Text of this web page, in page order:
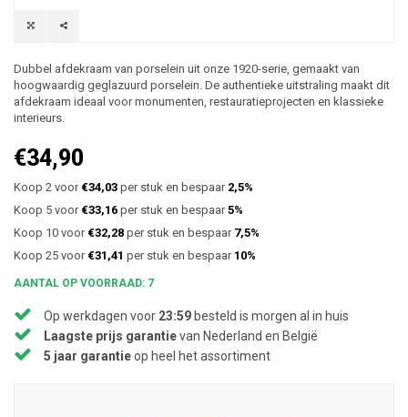
Dubbel afdekraam van porselein uit onze 1920-serie, gemaakt van
hoogwaardig geglazuurd porselein. De authentieke uitstraling maakt dit
afdekraam ideaal voor monumenten, restauratieprojecten en klassieke
interieurs.
€34,90
Koop 2 voor €34,03 per stuk en bespaar 2,5%
Koop 5 voor €33,16 per stuk en bespaar5%
Koop 10 voor €32,28 per stuk en bespaar 7,5%
Koop 25 voor €31,41 per stuk en bespaar 10%
AANTAL OP VOORRAAD: 7
Op werkdagen voor 23:59 besteld is morgen al in huis
Laagste prijs garantievan Nederland en België
5 jaar garantieop heel het assortiment